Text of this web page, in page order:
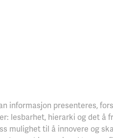
informasjon presenteres,
lesbarhet, hierarki og det å
mulighet til å innovere og